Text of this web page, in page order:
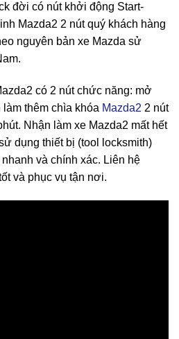
đời có nút khởi động Start-
Mazda2 2 nút quý khách hàng
nguyên bản xe Mazda sử
có 2 nút chức năng: mở
thêm chìa khóa Mazda2 2 nút
Nhận làm xe Mazda2 mất hết
dụng thiết bị (tool locksmith)
và chính xác. Liên hệ
và phục vụ tận nơi.